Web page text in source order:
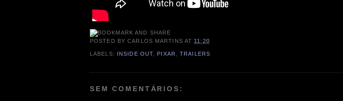
POSTED BYCARLOS MARTINS AT 11:20
LABELS: INSIDE OUT PIXAR ,TRAILERS
SEM COMENTÁRIOS: